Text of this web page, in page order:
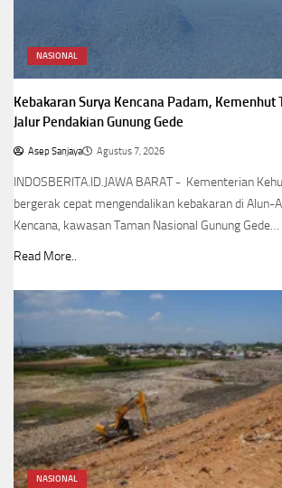
NASIONAL
Kebakaran Surya Kencana Padam, Kemenhut
Jalur Pendakian Gunung Gede
Asep Sanjaya Agustus 7, 2026
INDOSBERITA.ID.JAWA BARAT - Kementerian
bergerak cepat mengendalikan kebakaran di Alun-
Kencana, kawasan Taman Nasional Gunung Gede…
Read More..
NASIONAL